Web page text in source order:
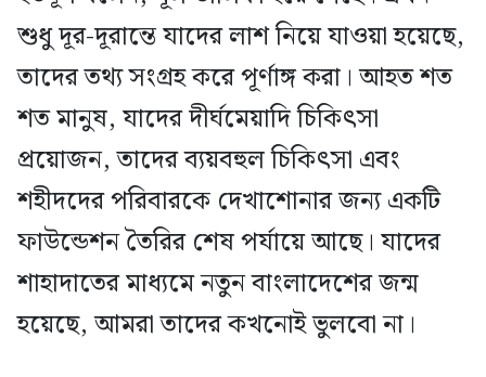
শুধু দূর-দূরান্তে যাদের লাশ নিয়ে যাওয়া হয়েছে,
তাদের তথ্য সংগ্রহ করে পূর্ণাঙ্গ করা। আহত শত
শত মানুষ, যাদের দীর্ঘমেয়াদি চিকিৎসা
প্রয়োজন, তাদের ব্যয়বহুল চিকিৎসা এবং
শহীদদের পরিবারকে দেখাশোনার জন্য একটি
ফাউন্ডেশন তৈরির শেষ পর্যায়ে আছে। যাদের
শাহাদাতের মাধ্যমে নতুন বাংলাদেশের জন্ম
হয়েছে, আমরা তাদের কখনোই ভুলবো না।